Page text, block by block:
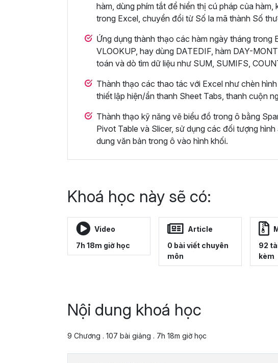
hàm, dùng phím tắt để hiển thị cú pháp của hàm,
trong Excel, chuyển đổi từ Số la mã thành Số
Ứng dụng thành thạo các hàm ngày tháng trong
VLOOKUP, hay dùng DATEDIF, hàm DAY-
toán và dò tìm dữ liệu như SUM, SUMIFS,
Thành thạo các thao tác với Excel như chèn
thiết lập hiện/ẩn thanh Sheet Tabs, thanh cuộn
Thành thạo kỹ năng vẽ biểu đồ trong ô bằng
Pivot Table và Slicer, sử dụng các đối tượng
dung văn bản trong ô vào hình khối.
Khoá học này sẽ có:
Video
7h 18m giờ học
Article
0 bài viết chuyên
môn
92
kèm
Nội dung khoá học
9 Chương . 107 bài giảng . 7h 18m giờ học